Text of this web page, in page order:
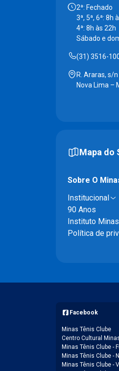
2ª: Fechado
3ª, 5ª, 6ª: 8h
4ª: 8h às 22h
Sábado e
(31) 3516-
R. Araras, s/
Nova Lima –
Mapa do
Sobre O
Institucional
90 Anos
Instituto
Política de
Facebook
Minas Tênis Clube
Centro Cultural
Minas Tênis Clube -
Minas Tênis Clube -
Minas Tênis Clube -